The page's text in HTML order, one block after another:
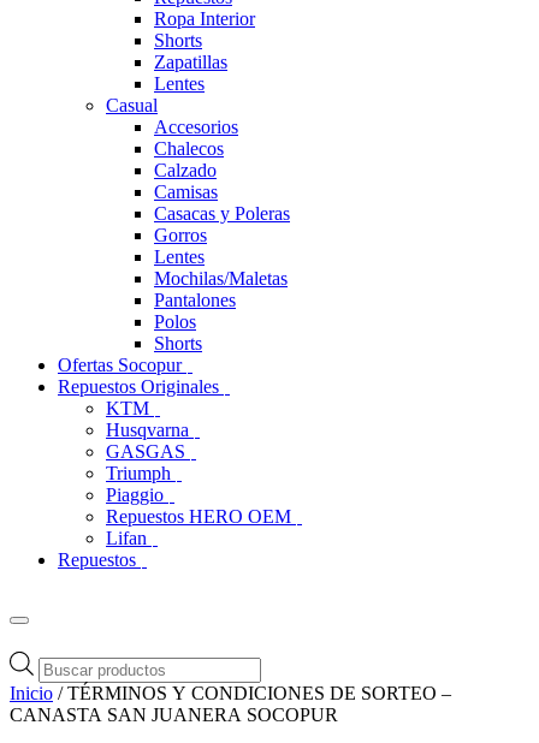
Ropa Interior
Shorts
Zapatillas
Lentes
Casual
Accesorios
Chalecos
Calzado
Camisas
Casacas y Poleras
Gorros
Lentes
Mochilas/Maletas
Pantalones
Polos
Shorts
Ofertas Socopur
Repuestos Originales
KTM
Husqvarna
GASGAS
Triumph
Piaggio
Repuestos HERO OEM
Lifan
Repuestos
Búsqueda
de
productos
Inicio / TÉRMINOS Y CONDICIONES DE SORTEO –
CANASTA SAN JUANERA SOCOPUR